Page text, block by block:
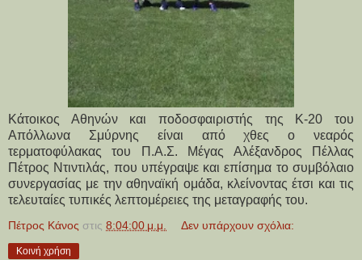
Κάτοικος Αθηνών και ποδοσφαιριστής της Κ-20 του
Απόλλωνα Σμύρνης είναι από χθες ο νεαρός
τερματοφύλακας του Π.Α.Σ. Μέγας Αλέξανδρος Πέλλας
Πέτρος Ντιντιλάς, που υπέγραψε και επίσημα το συμβόλαιο
συνεργασίας με την αθηναϊκή ομάδα, κλείνοντας έτσι και τις
τελευταίες τυπικές λεπτομέρειες της μεταγραφής του.
Πέτρος Κάνος στις 8:04:00 μ.μ. Δεν υπάρχουν σχόλια:
Κοινή χρήση